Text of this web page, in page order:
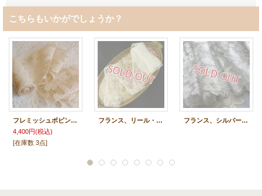
こちらもいかがでしょうか？
フレミッシュボビン・レーストリム 65ｃｍｘ9ｃｍ
4,400円(税込)
[在庫数 3点]
フランス、リール・ボビンレース 2ｍ12ｃｍｘ4.3ｃｍ フランス、シルバースレッド・レース 1ｍ70ｃｍｘ51ｃｍ